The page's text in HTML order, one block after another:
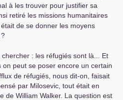
à les trouver pour justifier sa
retiré les missions humanitaires
de se donner les moyens
?
chercher : les réfugiés sont là... Et
on peut se poser encore un certain
de réfugiés, nous dit-on, faisait
par Milosevic, tout était en
de William Walker. La question est